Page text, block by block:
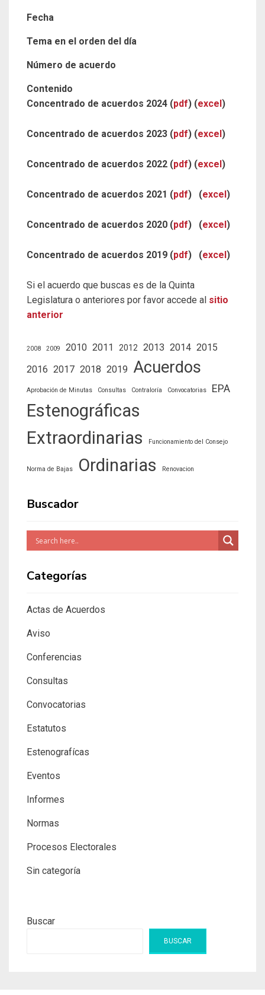
Fecha
Tema en el orden del día
Número de acuerdo
Contenido
Concentrado de acuerdos 2024 (pdf) (excel )
Concentrado de acuerdos 2023 (pdf) (excel )
Concentrado de acuerdos 2022 (pdf) (excel )
Concentrado de acuerdos 2021 (pdf) (excel )
Concentrado de acuerdos 2020 (pdf) (excel )
Concentrado de acuerdos 2019 (pdf) (excel )
Si el acuerdo que buscas es de la Quinta
Legislatura o anteriores por favor accede al sitio
anterior
2008 2009 2010 2011 2012 2013 2014 2015
2016 2017 2018 2019 Acuerdos
Aprobación de Minutas Consultas Contraloría Convocatorias EPA
Estenográficas
Extraordinarias
Funcionamiento del Consejo
Norma de Bajas Ordinarias Renovacion
Buscador
Categorías
Actas de Acuerdos
Aviso
Conferencias
Consultas
Convocatorias
Estatutos
Estenografícas
Eventos
Informes
Normas
Procesos Electorales
Sin categoría
Buscar
BUSCAR